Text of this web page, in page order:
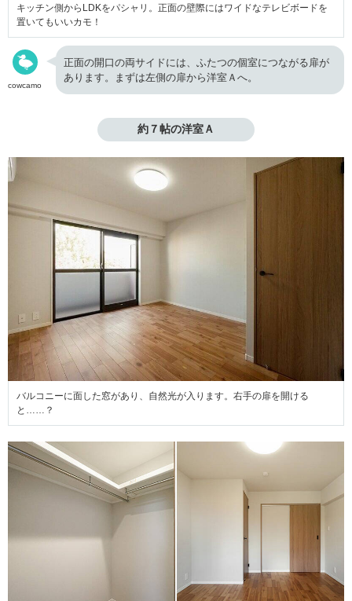
キッチン側からLDKをパシャリ。正面の壁際にはワイドなテレビボードを
置いてもいいカモ！
cowcamo
正面の開口の両サイドには、ふたつの個室につながる扉が
あります。まずは左側の扉から洋室Ａへ。
約７帖の洋室Ａ
バルコニーに面した窓があり、自然光が入ります。右手の扉を開ける
と……？